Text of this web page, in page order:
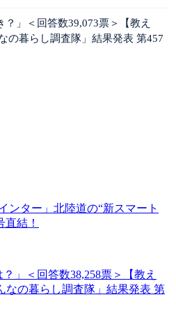
？」＜回答数39,073票＞【教え
の暮らし調査隊」結果発表 第457
ンター」北陸道の“新スマート
結！
」＜回答数38,258票＞【教え
なの暮らし調査隊」結果発表 第